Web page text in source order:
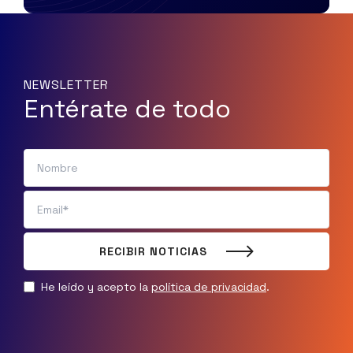
NEWSLETTER
Entérate de todo
RECIBIR NOTICIAS
He leído y acepto la política de privacidad.